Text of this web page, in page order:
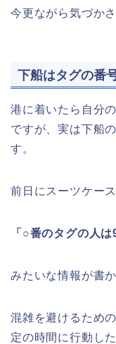
今更ながら気づかさ
下船はタグの番
港に着いたら自分
ですが、実は下船
す。
前日にスーツケー
「○番のタグの人は
みたいな情報が書
混雑を避けるため
定の時間に行動し